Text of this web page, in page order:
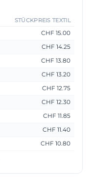
STÜCKPREIS TEXTIL
CHF 15.00
CHF 14.25
CHF 13.80
CHF 13.20
CHF 12.75
CHF 12.30
CHF 11.85
CHF 11.40
CHF 10.80